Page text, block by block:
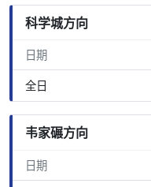
科学城方向
日期
全日
韦家碾方向
日期